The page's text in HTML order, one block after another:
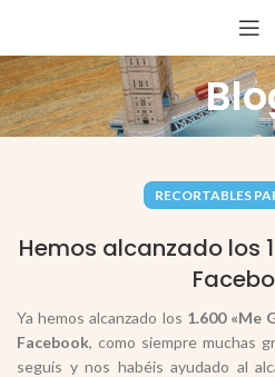
RECORTABLES
Hemos alcanzado los
Ya hemos alcanzado los 1.600 «Me
Facebook, como siempre muchas
seguís y nos habéis ayudado al